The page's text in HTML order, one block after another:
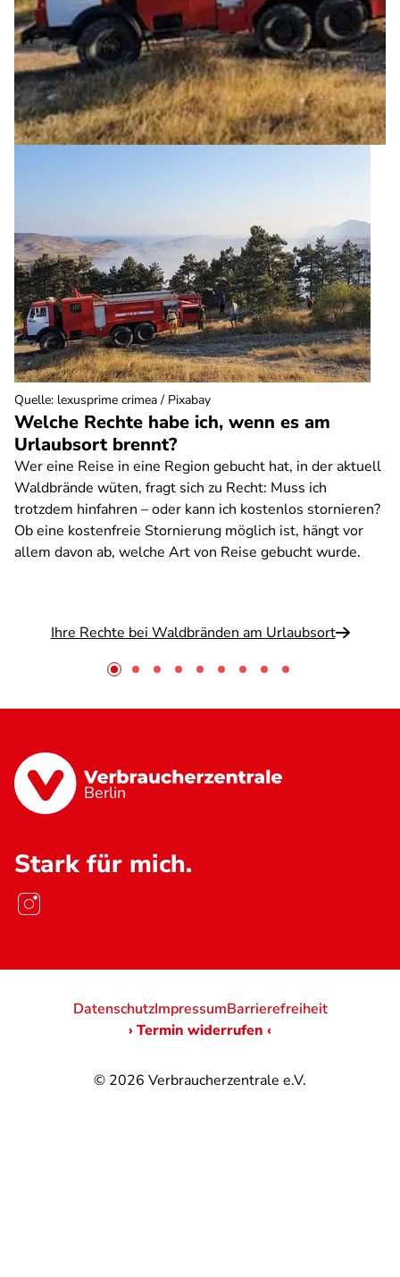
Welche Rechte habe ich, wenn es am
Urlaubsort brennt?
Wer eine Reise in eine Region gebucht hat, in der aktuell
Waldbrände wüten, fragt sich zu Recht: Muss ich
trotzdem hinfahren – oder kann ich kostenlos stornieren?
Ob eine kostenfreie Stornierung möglich ist, hängt vor
allem davon ab, welche Art von Reise gebucht wurde.
Ihre Rechte bei Waldbränden am Urlaubsort
Quelle: lexusprime crimea / Pixabay
Berlin
Stark für mich.
© 2026 Verbraucherzentrale e.V.
DatenschutzImpressumBarrierefreiheit
› Termin widerrufen ‹